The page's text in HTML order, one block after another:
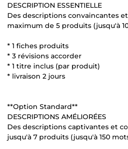
DESCRIPTION ESSENTIELLE
Des descriptions convaincantes
maximum de 5 produits (jusqu'à
* 1 fiches produits
* 3 révisions accorder
* 1 titre inclus (par produit)
* livraison 2 jours
**Option Standard**
DESCRIPTIONS AMÉLIORÉES
Des descriptions captivantes et
jusqu'à 7 produits (jusqu'à 150